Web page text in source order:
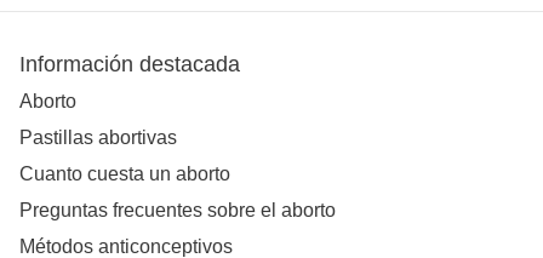
Información destacada
Aborto
Pastillas abortivas
Cuanto cuesta un aborto
Preguntas frecuentes sobre el aborto
Métodos anticonceptivos